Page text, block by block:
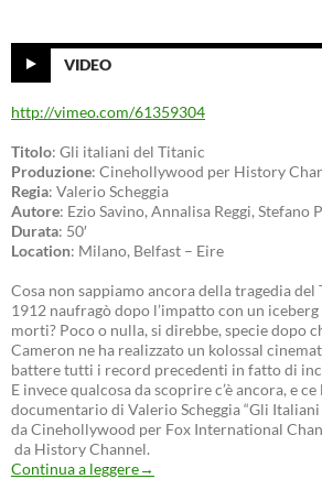
VIDEO
http://vimeo.com/61359304
Titolo: Gli italiani del Titanic
Produzione: Cinehollywood per History
Regia: Valerio Scheggia
Autore: Ezio Savino, Annalisa Reggi, Stefano
Durata: 50′
Location: Milano, Belfast – Eire
Cosa non sappiamo ancora della tragedia
1912 naufragò dopo l’impatto con un
morti? Poco o nulla, si direbbe, specie dopo
Cameron ne ha realizzato un kolossal
battere tutti i record precedenti in fatto di
E invece qualcosa da scoprire c’è ancora, e
documentario di Valerio Scheggia “Gli
da Cinehollywood per Fox International
da History Channel.
Continua a leggere→